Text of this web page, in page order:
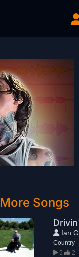
More Songs
Ian G
Country
5
2